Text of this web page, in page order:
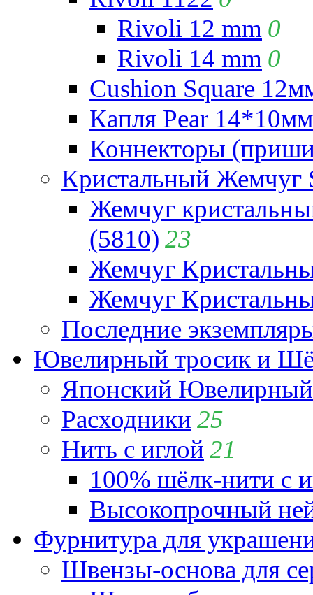
Rivoli 12 mm 0
Rivoli 14 mm 0
Cushion Square
Капля Pear
Коннекторы
Кристальный Жемчуг
Жемчуг
(5810) 23
Жемчуг
Жемчуг
Последние
Ювелирный тросик и
Японский
Расходники 25
Нить с иглой 21
100% шёлк-нити с
Высокопрочный
Фурнитура для
Швензы-основа для